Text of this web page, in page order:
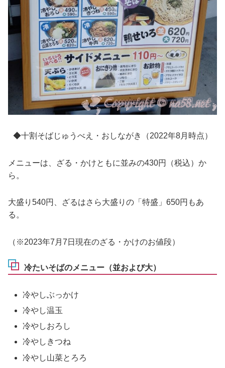
◆十割そばじゅうべえ・おしながき（2022年8月時点）
メニューは、ざる・かけともに並みの430円（税込）か
ら。
大盛り540円、ざるはさら大盛りの「特盛」650円もあ
る。
（※2023年7月7日現在のざる・かけのお値段）
冷たいそばのメニュー（並および大）
冷やしぶっかけ
冷やし温玉
冷やしおろし
冷やしきつね
冷やし山菜とろろ